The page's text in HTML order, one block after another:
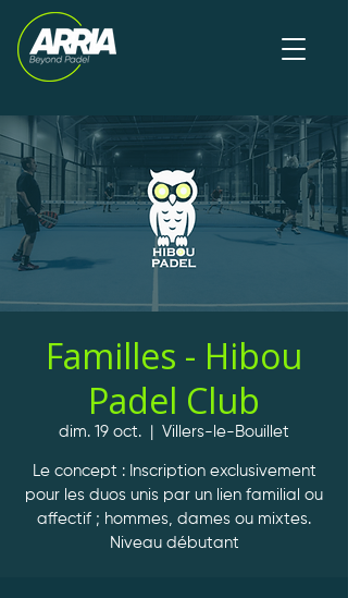
Familles - Hibou
Padel Club
dim. 19 oct. Villers-le-Bouillet
Le concept : Inscription exclusivement
pour les duos unis par un lien familial ou
affectif ; hommes, dames ou mixtes.